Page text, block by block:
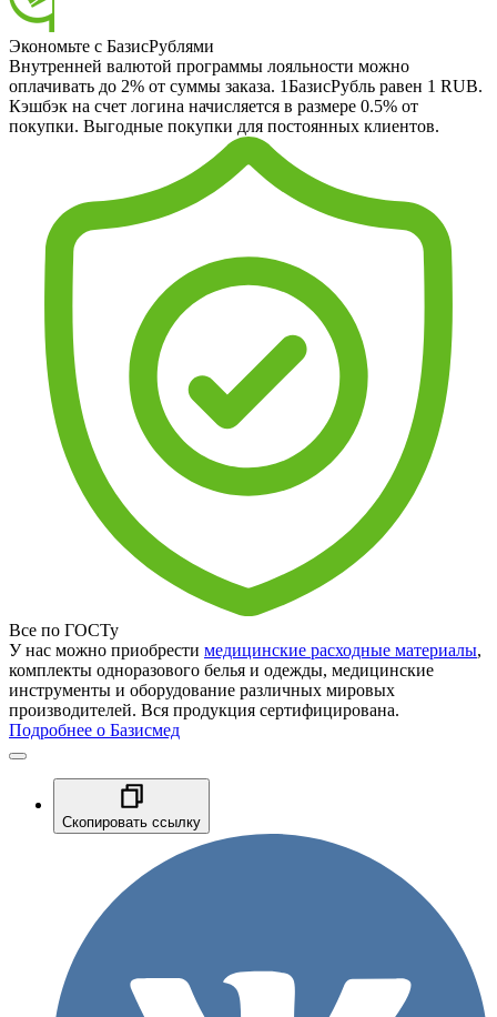
Экономьте с БазисРублями
Внутренней валютой программы лояльности можно
оплачивать до 2% от суммы заказа. 1БазисРубль равен 1 RUB.
Кэшбэк на счет логина начисляется в размере 0.5% от
покупки. Выгодные покупки для постоянных клиентов.
Все по ГОСТу
У нас можно приобрести медицинские расходные материалы,
комплекты одноразового белья и одежды, медицинские
инструменты и оборудование различных мировых
производителей. Вся продукция сертифицирована.
Подробнее о Базисмед
Скопировать ссылку